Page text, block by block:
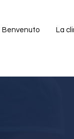
Benvenuto La